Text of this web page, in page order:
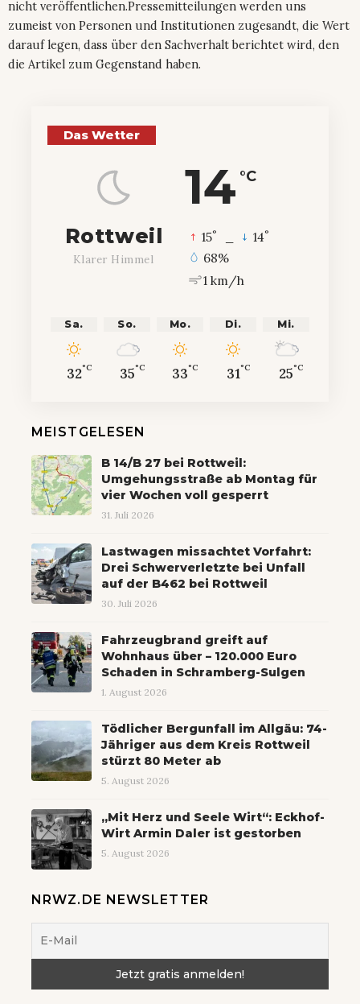
nicht veröffentlichen.Pressemitteilungen werden uns
zumeist von Personen und Institutionen zugesandt, die Wert
darauf legen, dass über den Sachverhalt berichtet wird, den
die Artikel zum Gegenstand haben.
Das Wetter
14 °C
Rottweil
Klarer Himmel
15° 14°
68%
1 km/h
Sa.
32°C
So.
35°C
Mo.
33°C
Di.
31°C
Mi.
25°C
MEISTGELESEN
B 14/B 27 bei Rottweil:
Umgehungsstraße ab Montag für
vier Wochen voll gesperrt
31. Juli 2026
Lastwagen missachtet Vorfahrt:
Drei Schwerverletzte bei Unfall
auf der B462 bei Rottweil
30. Juli 2026
Fahrzeugbrand greift auf
Wohnhaus über – 120.000 Euro
Schaden in Schramberg-Sulgen
1. August 2026
Tödlicher Bergunfall im Allgäu: 74-
Jähriger aus dem Kreis Rottweil
stürzt 80 Meter ab
5. August 2026
„Mit Herz und Seele Wirt“: Eckhof-
Wirt Armin Daler ist gestorben
5. August 2026
NRWZ.DE NEWSLETTER